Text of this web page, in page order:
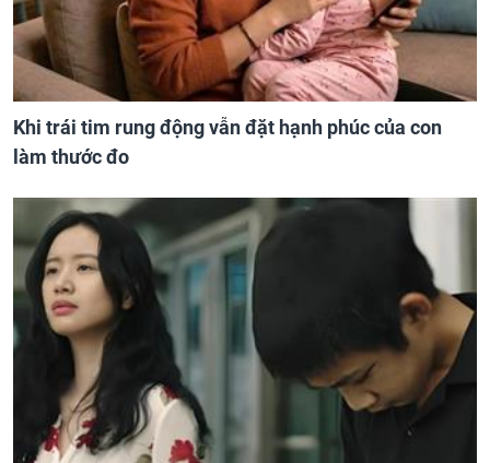
Khi trái tim rung động vẫn đặt hạnh phúc của con
làm thước đo